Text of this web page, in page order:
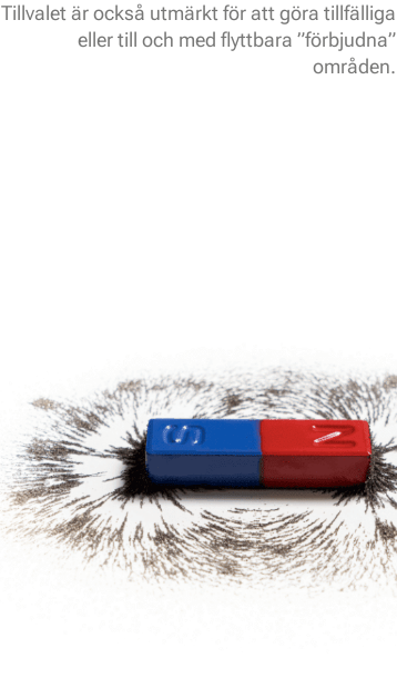
Tillvalet är också utmärkt för att göra tillfälliga
eller till och med flyttbara ”förbjudna”
områden.